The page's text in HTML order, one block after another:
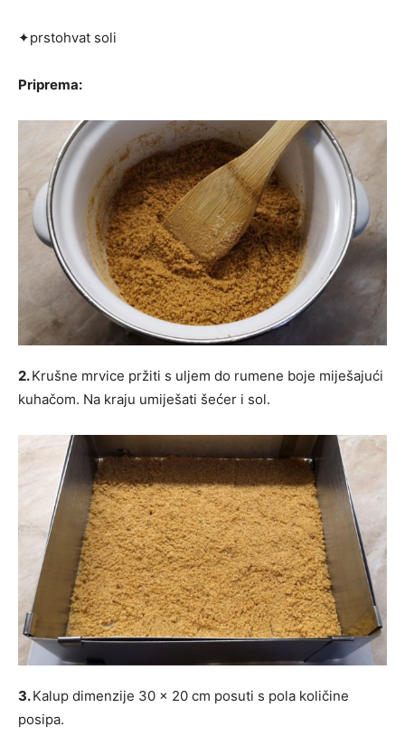
✦prstohvat soli
Priprema:
2.Krušne mrvice pržiti s uljem do rumene boje miješajući
kuhačom. Na kraju umiješati šećer i sol.
3.Kalup dimenzije 30 x 20 cm posuti s pola količine
posipa.